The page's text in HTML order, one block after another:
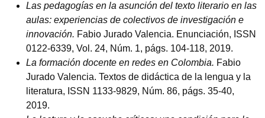
Las pedagogías en la asunción del texto literario en las
aulas: experiencias de colectivos de investigación e
innovación. Fabio Jurado Valencia. Enunciación, ISSN
0122-6339, Vol. 24, Núm. 1, págs. 104-118, 2019.
La formación docente en redes en Colombia. Fabio
Jurado Valencia. Textos de didáctica de la lengua y la
literatura, ISSN 1133-9829, Núm. 86, págs. 35-40,
2019.